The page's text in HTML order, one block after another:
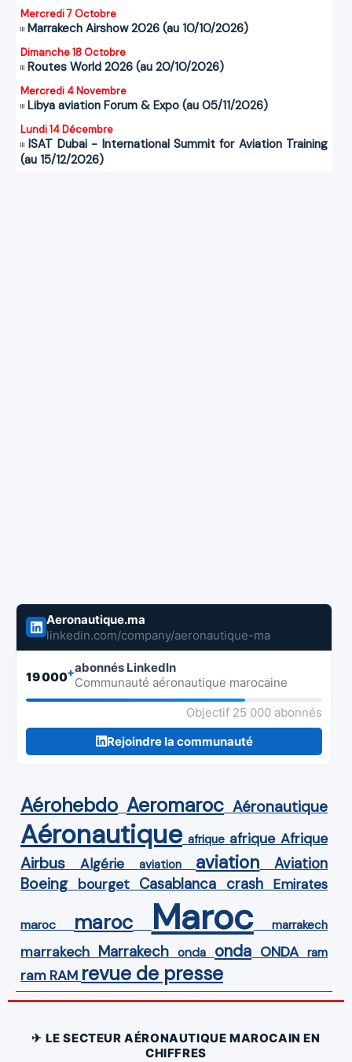
Mercredi 7 Octobre
Marrakech Airshow 2026 (au 10/10/2026)
Dimanche 18 Octobre
Routes World 2026 (au 20/10/2026)
Mercredi 4 Novembre
Libya aviation Forum & Expo (au 05/11/2026)
Lundi 14 Décembre
ISAT Dubai - International Summit for Aviation Training
(au 15/12/2026)
Aeronautique.ma
linkedin.com/company/aeronautique-ma
19 000+abonnés LinkedIn
Communauté aéronautique marocaine
Objectif 25 000 abonnés
Rejoindre la communauté
Aérohebdo Aeromaroc Aéronautique
Aéronautique afrique afrique Afrique
Airbus Algérie aviation aviation Aviation
Boeing bourget Casablanca crash Emirates
maroc maroc Maroc marrakech
marrakech Marrakech onda onda ONDA ram
ram RAM revue de presse
✈ LE SECTEUR AÉRONAUTIQUE MAROCAIN EN
CHIFFRES